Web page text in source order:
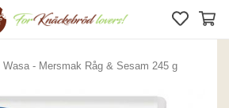
Wasa - Mersmak Råg & Sesam 245 g